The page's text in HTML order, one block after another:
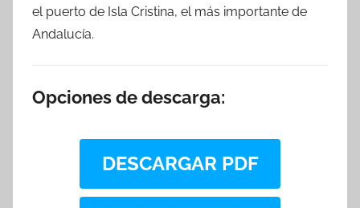
el puerto de Isla Cristina, el más importante de
Andalucía.
Opciones de descarga:
DESCARGAR PDF